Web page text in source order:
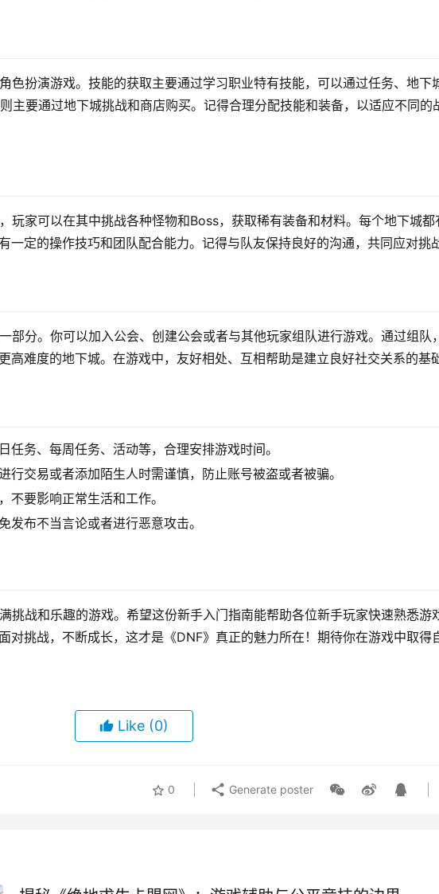
色扮演游戏。技能的获取主要通过学习职业特有技能，可以通过任务、地下
主要通过地下城挑战和商店购买。记得合理分配技能和装备，以适应不同的
玩家可以在其中挑战各种怪物和Boss，获取稀有装备和材料。每个地下城都
一定的操作技巧和团队配合能力。记得与队友保持良好的沟通，共同应对挑战
部分。你可以加入公会、创建公会或者与其他玩家组队进行游戏。通过组队
高难度的地下城。在游戏中，友好相处、互相帮助是建立良好社交关系的基础
任务、每周任务、活动等，合理安排游戏时间。
行交易或者添加陌生人时需谨慎，防止账号被盗或者被骗。
不要影响正常生活和工作。
发布不当言论或者进行恶意攻击。
挑战和乐趣的游戏。希望这份新手入门指南能帮助各位新手玩家快速熟悉游
对挑战，不断成长，这才是《DNF》真正的魅力所在！期待你在游戏中取得
Like (0)
0 Generate poster